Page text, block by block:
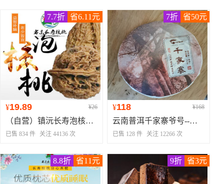
7.7折 省6.11元
¥19.89 ¥26
（自营）镇沅长寿泡核桃_1kg散装包邮价
已售 834 件 关注 44136 次
7折 省50元
¥118 ¥168
云南普洱千家寨爷号--七爷-千家寨（熟茶）(迎元旦活动价）））
已售 128 件 关注 12266 次
8.8折 省11元 9折 省3元